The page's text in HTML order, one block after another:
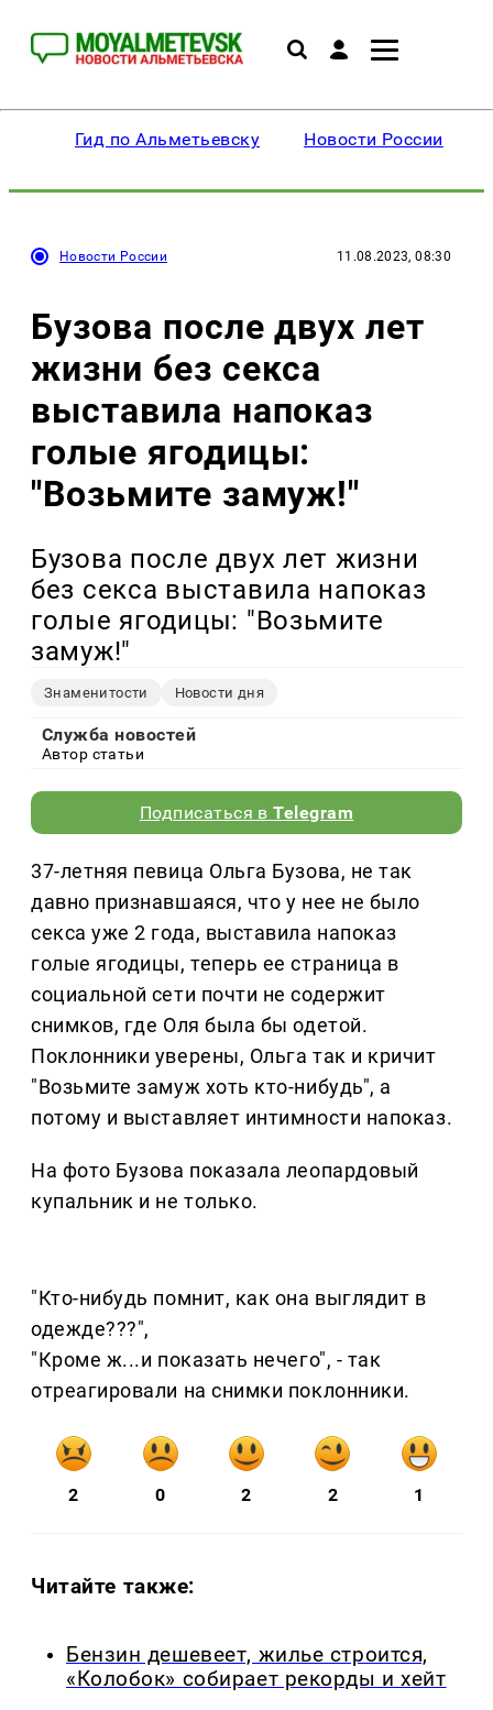
Гид по Альметьевску Новости России
Новости России 11.08.2023, 08:30
Бузова после двух лет
жизни без секса
выставила напоказ
голые ягодицы:
"Возьмите замуж!"
Бузова после двух лет жизни
без секса выставила напоказ
голые ягодицы: "Возьмите
замуж!"
Знаменитости Новости дня
Служба новостей
Автор статьи
Подписаться вTelegram
37-летняя певица Ольга Бузова, не так
давно признавшаяся, что у нее не было
секса уже 2 года, выставила напоказ
голые ягодицы, теперь ее страница в
социальной сети почти не содержит
снимков, где Оля была бы одетой.
Поклонники уверены, Ольга так и кричит
"Возьмите замуж хоть кто-нибудь", а
потому и выставляет интимности напоказ.
На фото Бузова показала леопардовый
купальник и не только.
"Кто-нибудь помнит, как она выглядит в
одежде???",
"Кроме ж...и показать нечего", - так
отреагировали на снимки поклонники.
2 0 2 2 1
Читайте также:
Бензин дешевеет, жилье строится,
«Колобок» собирает рекорды и хейт